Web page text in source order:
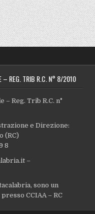
– REG. TRIB R.C. N° 8/2010
Reg. Trib R.C. n°
e Direzione:
(RC)
8
–
sono un
CCIAA – RC